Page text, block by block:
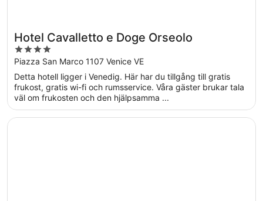
Hotel Cavalletto e Doge Orseolo
4
out
of
5
Piazza San Marco 1107 Venice VE
Detta hotell ligger i Venedig. Här har du tillgång till gratis
frukost, gratis wi-fi och rumsservice. Våra gäster brukar tala
väl om frukosten och den hjälpsamma ...
Öppnas i ett nytt fönster
Crowne Plaza Venice East by IHG